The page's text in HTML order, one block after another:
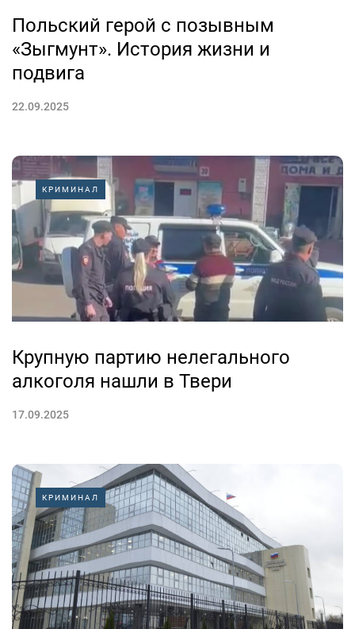
Польский герой с позывным
«Зыгмунт». История жизни и
подвига
22.09.2025
КРИМИНАЛ
Крупную партию нелегального
алкоголя нашли в Твери
17.09.2025
КРИМИНАЛ